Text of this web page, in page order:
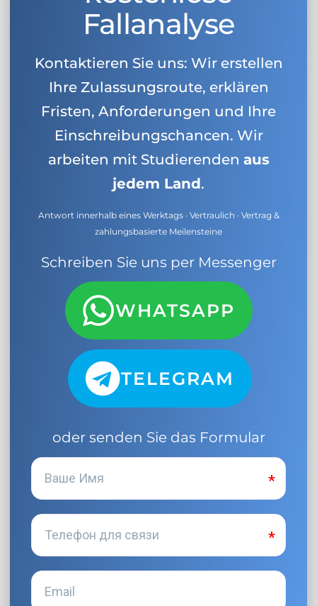
Fallanalyse
Kontaktieren Sie uns: Wir erstellen
Ihre Zulassungsroute, erklären
Fristen, Anforderungen und Ihre
Einschreibungschancen. Wir
arbeiten mit Studierenden aus
jedem Land.
Antwort innerhalb eines Werktags · Vertraulich · Vertrag &
zahlungsbasierte Meilensteine
Schreiben Sie uns per Messenger
WHATSAPP
TELEGRAM
oder senden Sie das Formular